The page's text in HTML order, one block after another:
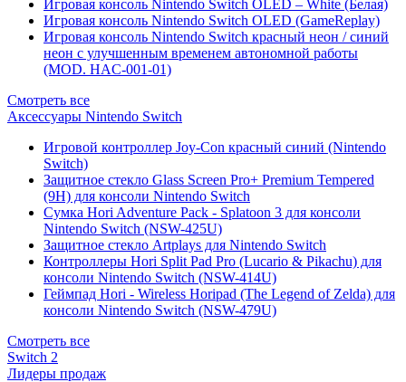
Игровая консоль Nintendo Switch OLED – White (Белая)
Игровая консоль Nintendo Switch OLED (GameReplay)
Игровая консоль Nintendo Switch красный неон / синий
неон с улучшенным временем автономной работы
(MOD. HAC-001-01)
Смотреть все
Аксессуары Nintendo Switch
Игровой контроллер Joy-Con красный синий (Nintendo
Switch)
Защитное стекло Glass Screen Pro+ Premium Tempered
(9H) для консоли Nintendo Switch
Сумка Hori Adventure Pack - Splatoon 3 для консоли
Nintendo Switch (NSW-425U)
Защитное стекло Artplays для Nintendo Switch
Контроллеры Hori Split Pad Pro (Lucario & Pikachu) для
консоли Nintendo Switch (NSW-414U)
Геймпад Hori - Wireless Horipad (The Legend of Zelda) для
консоли Nintendo Switch (NSW-479U)
Смотреть все
Switch 2
Лидеры продаж